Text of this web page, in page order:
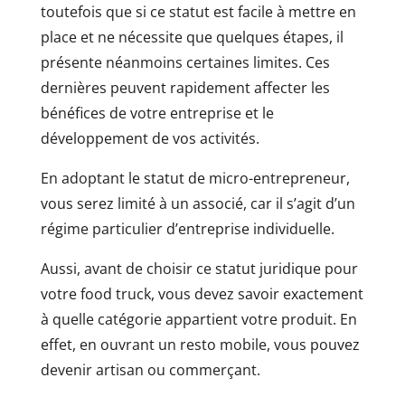
toutefois que si ce statut est facile à mettre en
place et ne nécessite que quelques étapes, il
présente néanmoins certaines limites. Ces
dernières peuvent rapidement affecter les
bénéfices de votre entreprise et le
développement de vos activités.
En adoptant le statut de micro-entrepreneur,
vous serez limité à un associé, car il s’agit d’un
régime particulier d’entreprise individuelle.
Aussi, avant de choisir ce statut juridique pour
votre food truck, vous devez savoir exactement
à quelle catégorie appartient votre produit. En
effet, en ouvrant un resto mobile, vous pouvez
devenir artisan ou commerçant.